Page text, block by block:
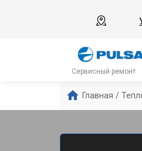
Сервисный ремонт
Главная /